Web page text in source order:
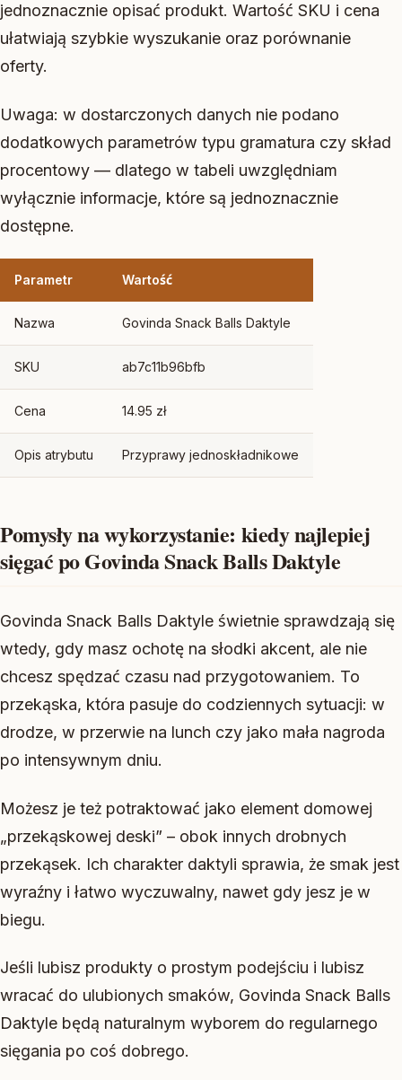
jednoznacznie opisać produkt. Wartość SKU i cena
ułatwiają szybkie wyszukanie oraz porównanie
oferty.
Uwaga: w dostarczonych danych nie podano
dodatkowych parametrów typu gramatura czy skład
procentowy — dlatego w tabeli uwzględniam
wyłącznie informacje, które są jednoznacznie
dostępne.
Parametr Wartość
Nazwa Govinda Snack Balls Daktyle
SKU ab7c11b96bfb
Cena 14.95 zł
Opis atrybutu Przyprawy jednoskładnikowe
Pomysły na wykorzystanie: kiedy najlepiej
sięgać po Govinda Snack Balls Daktyle
Govinda Snack Balls Daktyle świetnie sprawdzają się
wtedy, gdy masz ochotę na słodki akcent, ale nie
chcesz spędzać czasu nad przygotowaniem. To
przekąska, która pasuje do codziennych sytuacji: w
drodze, w przerwie na lunch czy jako mała nagroda
po intensywnym dniu.
Możesz je też potraktować jako element domowej
„przekąskowej deski” – obok innych drobnych
przekąsek. Ich charakter daktyli sprawia, że smak jest
wyraźny i łatwo wyczuwalny, nawet gdy jesz je w
biegu.
Jeśli lubisz produkty o prostym podejściu i lubisz
wracać do ulubionych smaków, Govinda Snack Balls
Daktyle będą naturalnym wyborem do regularnego
sięgania po coś dobrego.